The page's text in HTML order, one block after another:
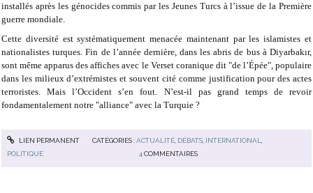
installés après les génocides commis par les Jeunes Turcs à l’issue de la Première
guerre mondiale.
Cette diversité est systématiquement menacée maintenant par les islamistes et
nationalistes turques. Fin de l’année dernière, dans les abris de bus à Diyarbakır,
sont même apparus des affiches avec le Verset coranique dit "de l’Épée", populaire
dans les milieux d’extrémistes et souvent cité comme justification pour des actes
terroristes. Mais l’Occident s’en fout. N’est-il pas grand temps de revoir
fondamentalement notre "alliance" avec la Turquie ?
LIEN PERMANENT CATÉGORIES :ACTUALITÉ, DÉBATS, INTERNATIONAL
POLITIQUE
4 COMMENTAIRES